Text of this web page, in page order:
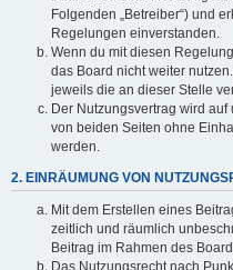
Folgenden „Betreiber“) und
Regelungen einverstanden.
Wenn du mit diesen
das Board nicht weiter
jeweils die an dieser Stelle
Der Nutzungsvertrag wird
von beiden Seiten ohne
werden.
2. EINRÄUMUNG VON
Mit dem Erstellen eines
zeitlich und räumlich
Beitrag im Rahmen des
Das Nutzungsrecht nach